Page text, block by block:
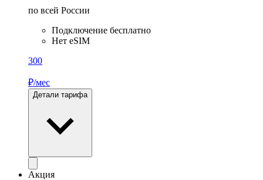
по всей России
Подключение бесплатно
Нет eSIM
300
₽/мес
Детали тарифа
Акция